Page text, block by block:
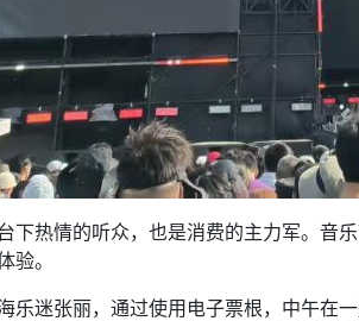
热情的听众，也是消费的主力军。音
验。
迷张丽，通过使用电子票根，中午在